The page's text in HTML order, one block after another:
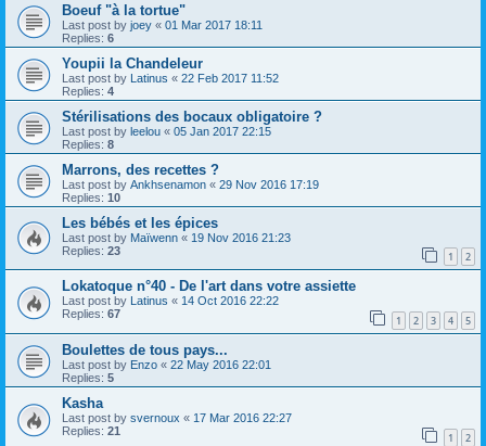
Boeuf "à la tortue"
Last post by joey « 01 Mar 2017 18:11
Replies: 6
Youpii la Chandeleur
Last post by Latinus « 22 Feb 2017 11:52
Replies: 4
Stérilisations des bocaux obligatoire ?
Last post by leelou « 05 Jan 2017 22:15
Replies: 8
Marrons, des recettes ?
Last post by Ankhsenamon « 29 Nov 2016 17:19
Replies: 10
Les bébés et les épices
Last post by Maïwenn « 19 Nov 2016 21:23
Replies: 23 1 2
Lokatoque n°40 - De l'art dans votre assiette
Last post by Latinus « 14 Oct 2016 22:22
Replies: 67 1 2 3 4 5
Boulettes de tous pays...
Last post by Enzo « 22 May 2016 22:01
Replies: 5
Kasha
Last post by svernoux « 17 Mar 2016 22:27
Replies: 21 1 2